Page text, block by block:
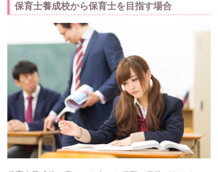
保育士養成校から保育士を目指す場合